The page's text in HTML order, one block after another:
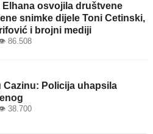
Elhana osvojila društvene
snimke dijele Toni Cetinski,
i brojni mediji
86.508
Cazinu: Policija uhapsila
38.700